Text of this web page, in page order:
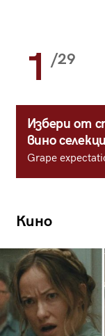
1 /29
Избери от
вино
Grape
Кино